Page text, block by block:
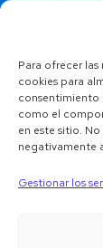
Para ofrecer
cookies para
consentimiento
como el
en este sitio.
negativamente
Gestionar los